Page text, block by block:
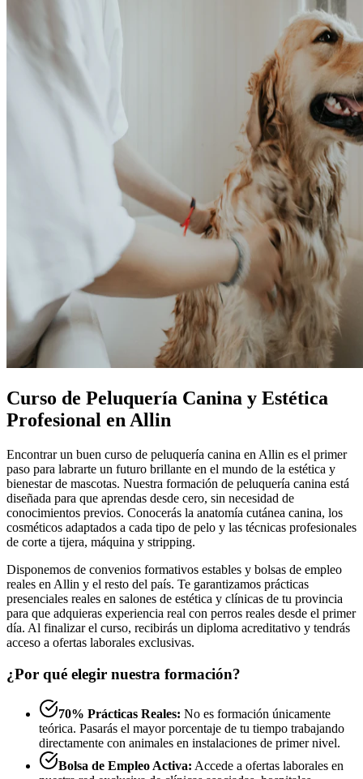
Curso de Peluquería Canina y Estética
Profesional en Allin
Encontrar un buen curso de peluquería canina en Allin es el primer
paso para labrarte un futuro brillante en el mundo de la estética y
bienestar de mascotas. Nuestra formación de peluquería canina está
diseñada para que aprendas desde cero, sin necesidad de
conocimientos previos. Conocerás la anatomía cutánea canina, los
cosméticos adaptados a cada tipo de pelo y las técnicas profesionales
de corte a tijera, máquina y stripping.
Disponemos de convenios formativos estables y bolsas de empleo
reales en Allin y el resto del país. Te garantizamos prácticas
presenciales reales en salones de estética y clínicas de tu provincia
para que adquieras experiencia real con perros reales desde el primer
día. Al finalizar el curso, recibirás un diploma acreditativo y tendrás
acceso a ofertas laborales exclusivas.
¿Por qué elegir nuestra formación?
70% Prácticas Reales: No es formación únicamente
teórica. Pasarás el mayor porcentaje de tu tiempo trabajando
directamente con animales en instalaciones de primer nivel.
Bolsa de Empleo Activa: Accede a ofertas laborales en